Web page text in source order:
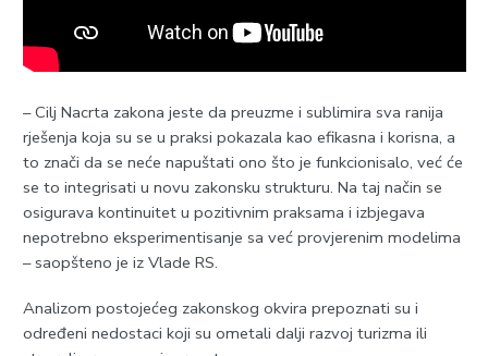
– Cilj Nacrta zakona jeste da preuzme i sublimira sva ranija
rješenja koja su se u praksi pokazala kao efikasna i korisna, a
to znači da se neće napuštati ono što je funkcionisalo, već će
se to integrisati u novu zakonsku strukturu. Na taj način se
osigurava kontinuitet u pozitivnim praksama i izbjegava
nepotrebno eksperimentisanje sa već provjerenim modelima
– saopšteno je iz Vlade RS.
Analizom postojećeg zakonskog okvira prepoznati su i
određeni nedostaci koji su ometali dalji razvoj turizma ili